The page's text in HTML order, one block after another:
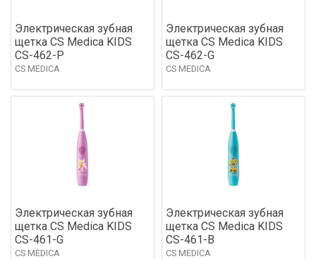
Электрическая зубная
щетка CS Medica KIDS
CS-462-P
CS MEDICA
Электрическая зубная
щетка CS Medica KIDS
CS-462-G
CS MEDICA
Электрическая зубная
щетка CS Medica KIDS
CS-461-G
CS MEDICA
Электрическая зубная
щетка CS Medica KIDS
CS-461-B
CS MEDICA